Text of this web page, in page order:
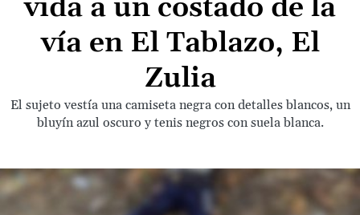
vida a un costado de la
vía en El Tablazo, El
Zulia
El sujeto vestía una camiseta negra con detalles blancos, un
bluyín azul oscuro y tenis negros con suela blanca.